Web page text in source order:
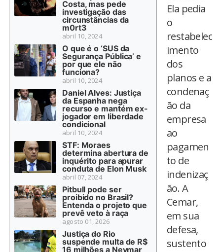
Costa, mas pede
investigação das
circunstâncias da
m0rt3
abril 10, 2024
O que é o ‘SUS da
Segurança Pública’ e
por que ele não
funciona?
abril 10, 2024
Daniel Alves: Justiça
da Espanha nega
recurso e mantém ex-
jogador em liberdade
condicional
abril 10, 2024
STF: Moraes
determina abertura de
inquérito para apurar
conduta de Elon Musk
abril 07, 2024
Pitbull pode ser
proibido no Brasil?
Entenda o projeto que
prevê veto à raça
agosto 01, 2026
Justiça do Rio
suspende multa de R$
16 milhões a Neymar
Ela pedia
o
restabelec
imento
dos
planos e a
condenaç
ão da
empresa
ao
pagamen
to de
indenizaç
ão. A
Cemar,
em sua
defesa,
sustento